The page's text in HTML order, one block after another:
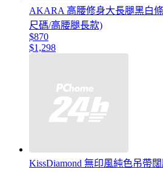
AKARA 高腰修身大長腿黑白
尺碼/高腰腿長款)
$870
$1,298
KissDiamond 無印風純色吊帶